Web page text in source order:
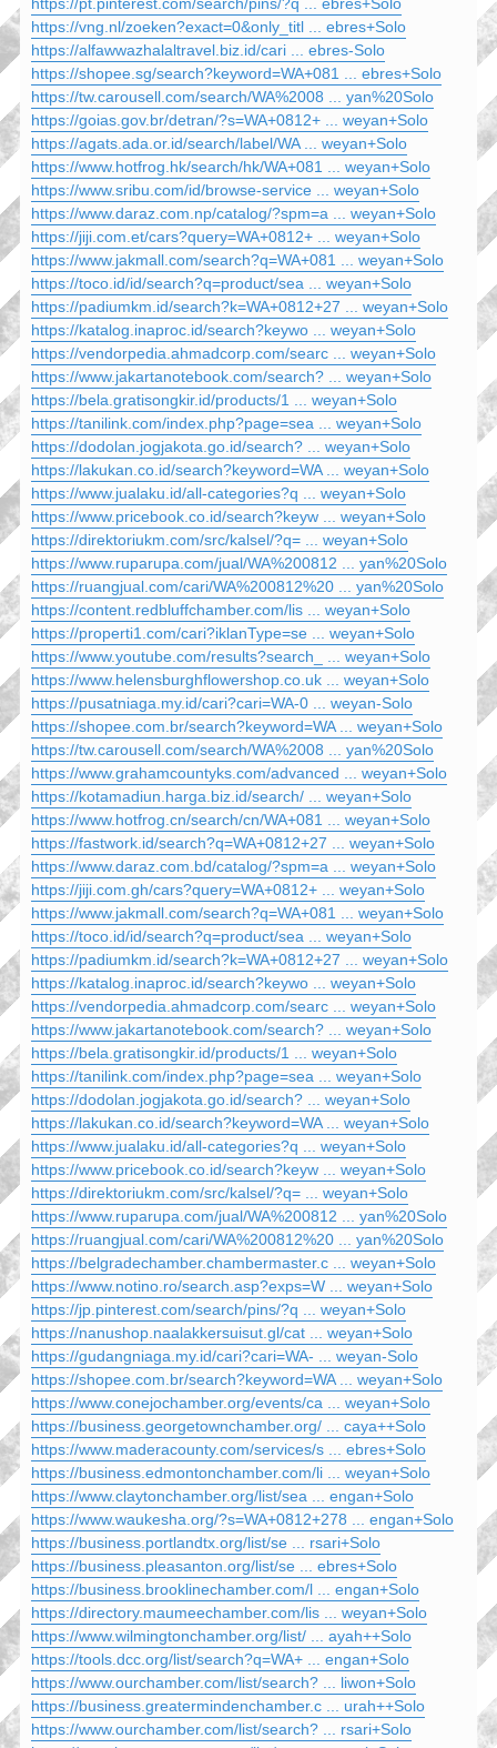
https://pt.pinterest.com/search/pins/?q ... ebres+Solo
https://vng.nl/zoeken?exact=0&only_titl ... ebres+Solo
https://alfawwazhalaltravel.biz.id/cari ... ebres-Solo
https://shopee.sg/search?keyword=WA+081 ... ebres+Solo
https://tw.carousell.com/search/WA%2008 ... yan%20Solo
https://goias.gov.br/detran/?s=WA+0812+ ... weyan+Solo
https://agats.ada.or.id/search/label/WA ... weyan+Solo
https://www.hotfrog.hk/search/hk/WA+081 ... weyan+Solo
https://www.sribu.com/id/browse-service ... weyan+Solo
https://www.daraz.com.np/catalog/?spm=a ... weyan+Solo
https://jiji.com.et/cars?query=WA+0812+ ... weyan+Solo
https://www.jakmall.com/search?q=WA+081 ... weyan+Solo
https://toco.id/id/search?q=product/sea ... weyan+Solo
https://padiumkm.id/search?k=WA+0812+27 ... weyan+Solo
https://katalog.inaproc.id/search?keywo ... weyan+Solo
https://vendorpedia.ahmadcorp.com/searc ... weyan+Solo
https://www.jakartanotebook.com/search? ... weyan+Solo
https://bela.gratisongkir.id/products/1 ... weyan+Solo
https://tanilink.com/index.php?page=sea ... weyan+Solo
https://dodolan.jogjakota.go.id/search? ... weyan+Solo
https://lakukan.co.id/search?keyword=WA ... weyan+Solo
https://www.jualaku.id/all-categories?q ... weyan+Solo
https://www.pricebook.co.id/search?keyw ... weyan+Solo
https://direktoriukm.com/src/kalsel/?q= ... weyan+Solo
https://www.ruparupa.com/jual/WA%200812 ... yan%20Solo
https://ruangjual.com/cari/WA%200812%20 ... yan%20Solo
https://content.redbluffchamber.com/lis ... weyan+Solo
https://properti1.com/cari?iklanType=se ... weyan+Solo
https://www.youtube.com/results?search_ ... weyan+Solo
https://www.helensburghflowershop.co.uk ... weyan+Solo
https://pusatniaga.my.id/cari?cari=WA-0 ... weyan-Solo
https://shopee.com.br/search?keyword=WA ... weyan+Solo
https://tw.carousell.com/search/WA%2008 ... yan%20Solo
https://www.grahamcountyks.com/advanced ... weyan+Solo
https://kotamadiun.harga.biz.id/search/ ... weyan+Solo
https://www.hotfrog.cn/search/cn/WA+081 ... weyan+Solo
https://fastwork.id/search?q=WA+0812+27 ... weyan+Solo
https://www.daraz.com.bd/catalog/?spm=a ... weyan+Solo
https://jiji.com.gh/cars?query=WA+0812+ ... weyan+Solo
https://www.jakmall.com/search?q=WA+081 ... weyan+Solo
https://toco.id/id/search?q=product/sea ... weyan+Solo
https://padiumkm.id/search?k=WA+0812+27 ... weyan+Solo
https://katalog.inaproc.id/search?keywo ... weyan+Solo
https://vendorpedia.ahmadcorp.com/searc ... weyan+Solo
https://www.jakartanotebook.com/search? ... weyan+Solo
https://bela.gratisongkir.id/products/1 ... weyan+Solo
https://tanilink.com/index.php?page=sea ... weyan+Solo
https://dodolan.jogjakota.go.id/search? ... weyan+Solo
https://lakukan.co.id/search?keyword=WA ... weyan+Solo
https://www.jualaku.id/all-categories?q ... weyan+Solo
https://www.pricebook.co.id/search?keyw ... weyan+Solo
https://direktoriukm.com/src/kalsel/?q= ... weyan+Solo
https://www.ruparupa.com/jual/WA%200812 ... yan%20Solo
https://ruangjual.com/cari/WA%200812%20 ... yan%20Solo
https://belgradechamber.chambermaster.c ... weyan+Solo
https://www.notino.ro/search.asp?exps=W ... weyan+Solo
https://jp.pinterest.com/search/pins/?q ... weyan+Solo
https://nanushop.naalakkersuisut.gl/cat ... weyan+Solo
https://gudangniaga.my.id/cari?cari=WA- ... weyan-Solo
https://shopee.com.br/search?keyword=WA ... weyan+Solo
https://www.conejochamber.org/events/ca ... weyan+Solo
https://business.georgetownchamber.org/ ... caya++Solo
https://www.maderacounty.com/services/s ... ebres+Solo
https://business.edmontonchamber.com/li ... weyan+Solo
https://www.claytonchamber.org/list/sea ... engan+Solo
https://www.waukesha.org/?s=WA+0812+278 ... engan+Solo
https://business.portlandtx.org/list/se ... rsari+Solo
https://business.pleasanton.org/list/se ... ebres+Solo
https://business.brooklinechamber.com/l ... engan+Solo
https://directory.maumeechamber.com/lis ... weyan+Solo
https://www.wilmingtonchamber.org/list/ ... ayah++Solo
https://tools.dcc.org/list/search?q=WA+ ... engan+Solo
https://www.ourchamber.com/list/search? ... liwon+Solo
https://business.greatermindenchamber.c ... urah++Solo
https://www.ourchamber.com/list/search? ... rsari+Solo